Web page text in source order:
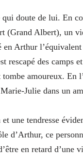
doute de lui. En
(Grand Albert), un
Arthur
rescapé des camps
amoureux. En
Julie dans un
une tendresse
d’Arthur, ce
en retard d’une